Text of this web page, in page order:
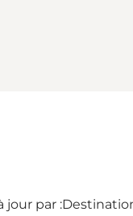
jour par :